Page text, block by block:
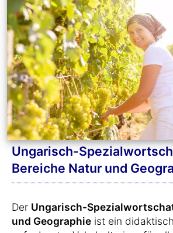
Ungarisch-
Bereiche Natur und
Der Ungarisch-
und Geographie ist ein